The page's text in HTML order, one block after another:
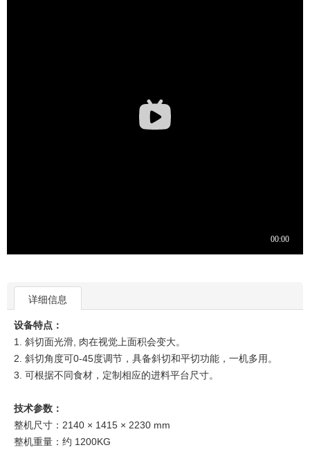
详细信息
设备特点：
1. 斜切面光滑, 肉在视觉上面积会变大。
2. 斜切角度可0-45度调节，具备斜切和平切功能，一机多用。
3. 可根据不同食材，定制相应的进料平台尺寸。
技术参数：
整机尺寸：2140 × 1415 × 2230 mm
整机重量：约 1200KG